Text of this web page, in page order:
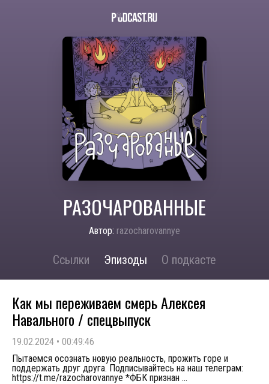
РАЗОЧАРОВАННЫЕ
Автор: razocharovannye
Ссылки Эпизоды О подкасте
Как мы переживаем смерь Алексея
Навального / спецвыпуск
19.02.2024 • 00:49:46
Пытаемся осознать новую реальность, прожить горе и
поддержать друг друга. Подписывайтесь на наш телеграм:
https://t.me/razocharovannye *ФБК признан ...